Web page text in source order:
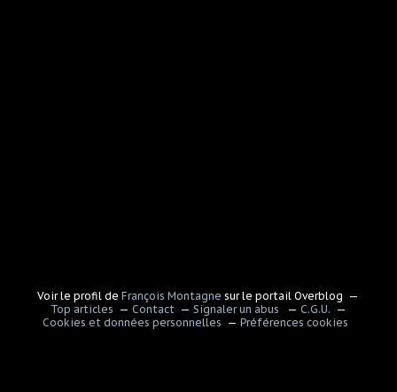
Voir le profil deFrançois Montagne sur le portail Overblog
Top articles
Contact Signaler un abus
C.G.U.
Cookies et données personnelles
Préférences cookies